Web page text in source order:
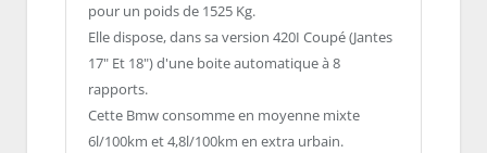
pour un poids de 1525 Kg.
Elle dispose, dans sa version 420I Coupé (Jantes
17" Et 18") d'une boite automatique à 8
rapports.
Cette Bmw consomme en moyenne mixte
6l/100km et 4,8l/100km en extra urbain.